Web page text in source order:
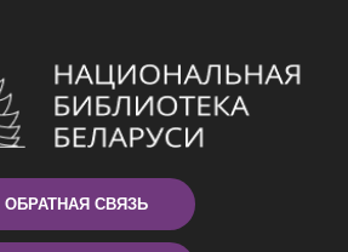
ОБРАТНАЯ СВЯЗЬ